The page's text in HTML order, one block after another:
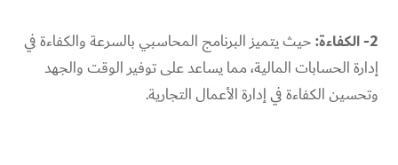
2- الكفاءة:
حيث يتميز البرنامج المحاسبي بالسرعة والكفاءة في
إدارة الحسابات المالية، مما يساعد على توفير الوقت والجهد
وتحسين الكفاءة في إدارة الأعمال التجارية.